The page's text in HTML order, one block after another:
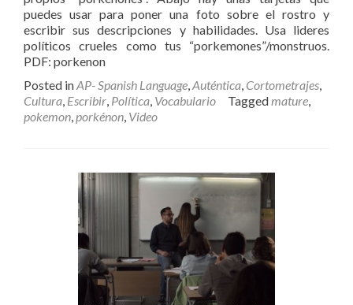
puedes usar para poner una foto sobre el rostro y
escribir sus descripciones y habilidades. Usa lideres
políticos crueles como tus “porkemones”/monstruos.
PDF: porkenon
Posted inAP- Spanish Language,Auténtica, Cortometrajes,
Cultura, Escribir, Política, Vocabulario Taggedmature,
pokemon,porkénon, Video